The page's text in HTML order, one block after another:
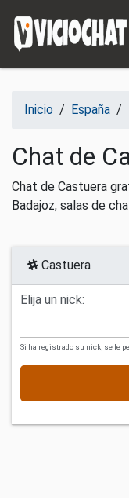
Inicio / España /
Chat de
Chat de Castuera
Badajoz, salas de
Castuera
Elija un nick:
Si ha registrado su nick, se le